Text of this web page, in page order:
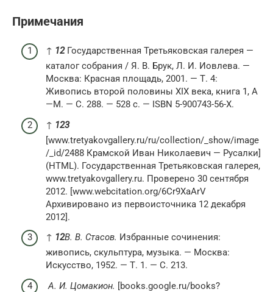
Примечания
↑ 12Государственная Третьяковская галерея —
каталог собрания / Я. В. Брук, Л. И. Иовлева. —
Москва: Красная площадь, 2001. — Т. 4:
Живопись второй половины XIX века, книга 1, А
—М. — С. 288. — 528 с. — ISBN 5-900743-56-X.
↑ 123
[www.tretyakovgallery.ru/ru/collection/_show/image
/_id/2488 Крамской Иван Николаевич — Русалки]
(HTML). Государственная Третьяковская галерея,
www.tretyakovgallery.ru. Проверено 30 сентября
2012. [www.webcitation.org/6Cr9XaArV
Архивировано из первоисточника 12 декабря
2012].
↑ 12В. В. Стасов. Избранные сочинения:
живопись, скульптура, музыка. — Москва:
Искусство, 1952. — Т. 1. — С. 213.
А. И. Цомакион. [books.google.ru/books?